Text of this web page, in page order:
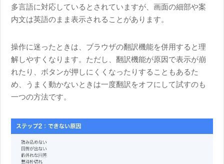
多言語に対応しているとされていますが、画面の細部や案
内文は英語のまま表示されることがあります。
操作に迷ったときは、ブラウザの翻訳機能を併用すると理
解しやすくなります。ただし、翻訳機能が原因で表示が崩
れたり、ボタンが押しにくくなったりすることもあるた
め、うまく動かないときは一度翻訳をオフにして試すのも
一つの方法です。